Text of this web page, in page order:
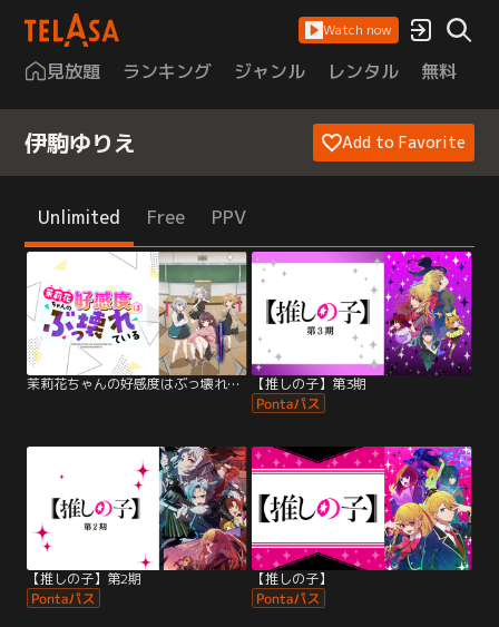
Watch now
見放題 ランキング ジャンル レンタル 無料
伊駒ゆりえ Add to Favorite
Unlimited Free PPV
茉莉花ちゃんの好感度はぶっ壊れている【オンエア版】 【推しの子】第3期
【推しの子】第2期 【推しの子】